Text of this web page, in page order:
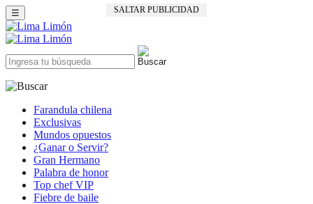
SALTAR PUBLICIDAD
☰
Farandula chilena
Exclusivas
Mundos opuestos
¿Ganar o Servir?
Gran Hermano
Palabra de honor
Top chef VIP
Fiebre de baile